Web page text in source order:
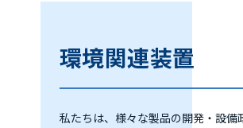
環境関連装置
私たちは、様々な製品の開発・設備